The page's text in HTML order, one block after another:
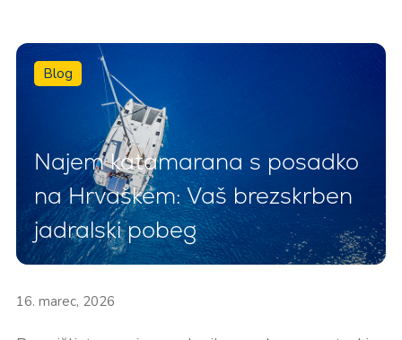
Blog
Najem katamarana s posadko
na Hrvaškem: Vaš brezskrben
jadralski pobeg
16. marec, 2026